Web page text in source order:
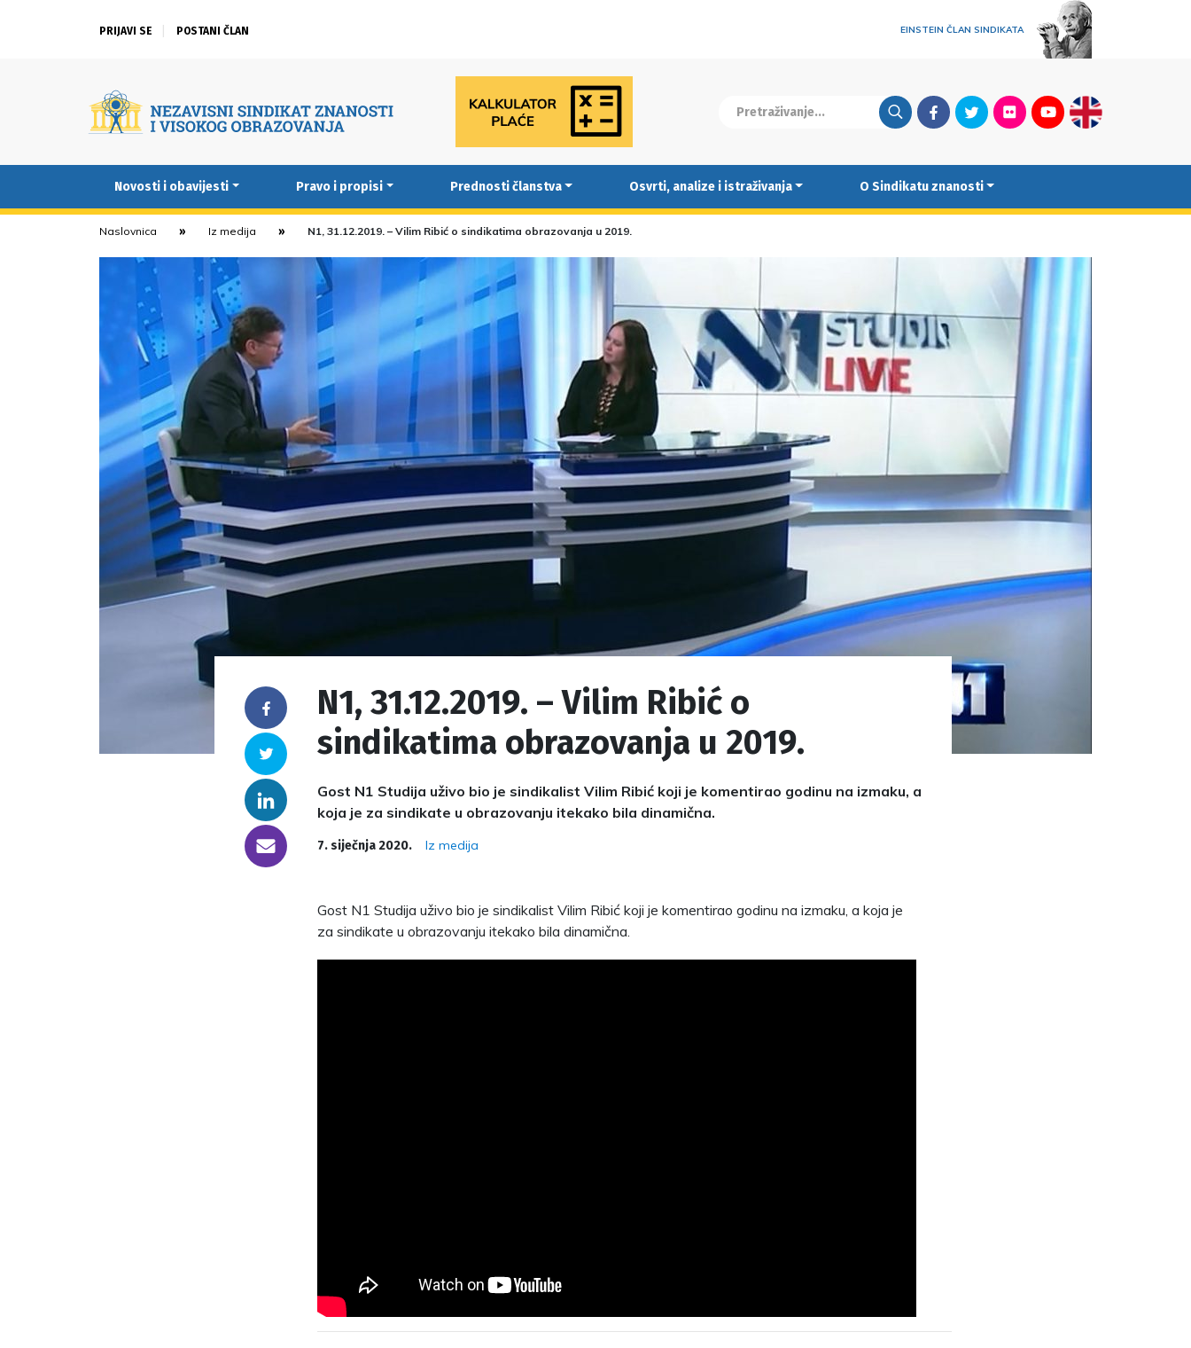
PRIJAVI SE POSTANI ČLAN EINSTEIN ČLAN SINDIKATA
FacebookTwitterFlickrYoutubeEnglish
Novosti i obavijesti Pravo i propisi Prednosti članstva Osvrti, analize i istraživanja O Sindikatu znanosti
Naslovnica Iz medija N1, 31.12.2019. – Vilim Ribić o sindikatima obrazovanja u 2019.
Facebook
Twitter
Linkedin
someone@yoursite.com
N1, 31.12.2019. – Vilim Ribić o
sindikatima obrazovanja u 2019.
Gost N1 Studija uživo bio je sindikalist Vilim Ribić koji je komentirao godinu na izmaku, a
koja je za sindikate u obrazovanju itekako bila dinamična.
7. siječnja 2020. Iz medija
Gost N1 Studija uživo bio je sindikalist Vilim Ribić koji je komentirao godinu na izmaku, a koja je
za sindikate u obrazovanju itekako bila dinamična.